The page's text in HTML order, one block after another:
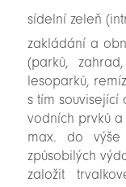
sídelní zeleň
zakládání a
(parků,
lesoparků,
s tím
vodních prvků
max. do
způsobilých
založit